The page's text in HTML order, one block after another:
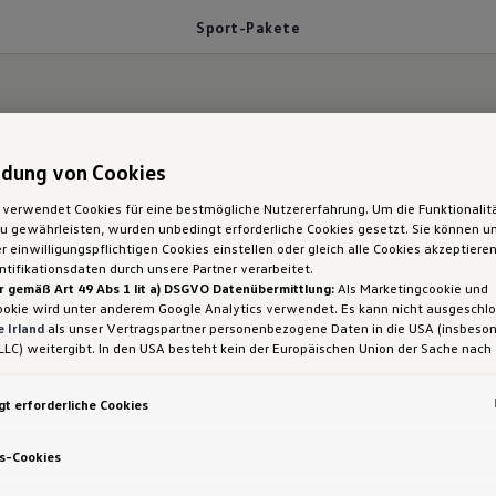
Sport-Pakete
eingestellt.
Pakete des ID.4
besonders auf kurvigen Strecken ein noch
von Cookies
verwendet Cookies für eine bestmögliche Nutzererfahrung. Um die
gewährleisten, wurden unbedingt erforderliche Cookies gesetzt. Sie können
einwilligungspflichtigen Cookies einstellen oder gleich alle Cookies
durch unsere Partner verarbeitet.
gemäß Art 49 Abs 1 lit a) DSGVO Datenübermittlung:Als Marketingcookie und
wird unter anderem Google Analytics verwendet. Es kann nicht
Irland als unser Vertragspartner personenbezogene Daten in die USA
weitergibt. In den USA besteht kein der Europäischen Union der Sache nach
durchsetzen können, in den USA keine Datenschutzgrundsätze bestehen,
können, wobei Eingriffe in Ihre persönlichen Rechte und Freiheiten nicht
beschränkt sind.
erforderliche Cookies
Cookies